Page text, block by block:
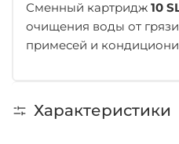
Сменный картридж 10
очищения воды от
примесей и
Характеристики